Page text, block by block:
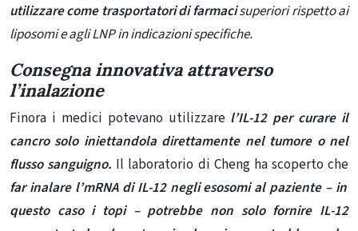
utilizzare come trasportatori di farmacisuperiori rispetto ai
liposomi e agli LNP in indicazioni specifiche.
Consegna innovativa attraverso
l’inalazione
Finora i medici potevano utilizzarel’IL-12 per curare il
cancro solo iniettandola direttamente nel tumore o nel
flusso sanguigno. Il laboratorio di Cheng ha scoperto che
far inalare l’mRNA di IL-12 negli esosomi al paziente – in
questo caso i topi – potrebbe non solo fornire IL-12